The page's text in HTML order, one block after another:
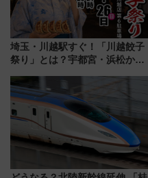
埼玉・川越駅すぐ！「川越餃子
祭り」とは？宇都宮・浜松から
を食べ比べ【7月25日・26日開
催】